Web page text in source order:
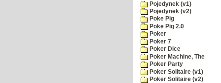
Pojedynek (v1)
Pojedynek (v2)
Poke Pig
Poke Pig 2.0
Poker
Poker 7
Poker Dice
Poker Machine, The
Poker Party
Poker Solitaire (v1)
Poker Solitaire (v2)